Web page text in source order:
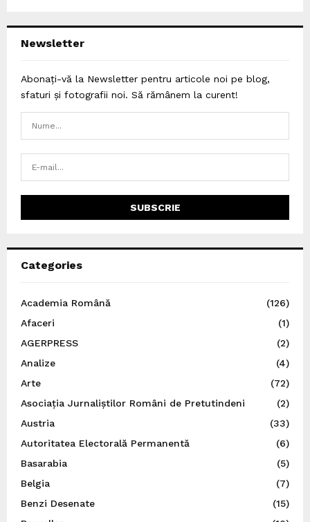
Newsletter
Abonați-vă la Newsletter pentru articole noi pe blog,
sfaturi și fotografii noi. Să rămânem la curent!
Categories
Academia Română
(126)
Afaceri
(1)
AGERPRESS
(2)
Analize
(4)
Arte
(72)
Asociația Jurnaliștilor Români de Pretutindeni
(2)
Austria
(33)
Autoritatea Electorală Permanentă
(6)
Basarabia
(5)
Belgia
(7)
Benzi Desenate
(15)